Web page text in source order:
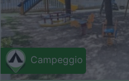
Campeggio